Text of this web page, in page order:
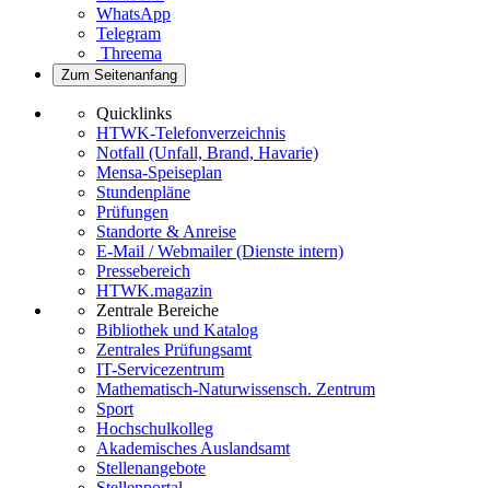
WhatsApp
Telegram
Threema
Zum Seitenanfang
Quicklinks
HTWK-Telefonverzeichnis
Notfall (Unfall, Brand, Havarie)
Mensa-Speiseplan
Stundenpläne
Prüfungen
Standorte & Anreise
E-Mail / Webmailer (Dienste intern)
Pressebereich
HTWK.magazin
Zentrale Bereiche
Bibliothek und Katalog
Zentrales Prüfungsamt
IT-Servicezentrum
Mathematisch-Naturwissensch. Zentrum
Sport
Hochschulkolleg
Akademisches Auslandsamt
Stellenangebote